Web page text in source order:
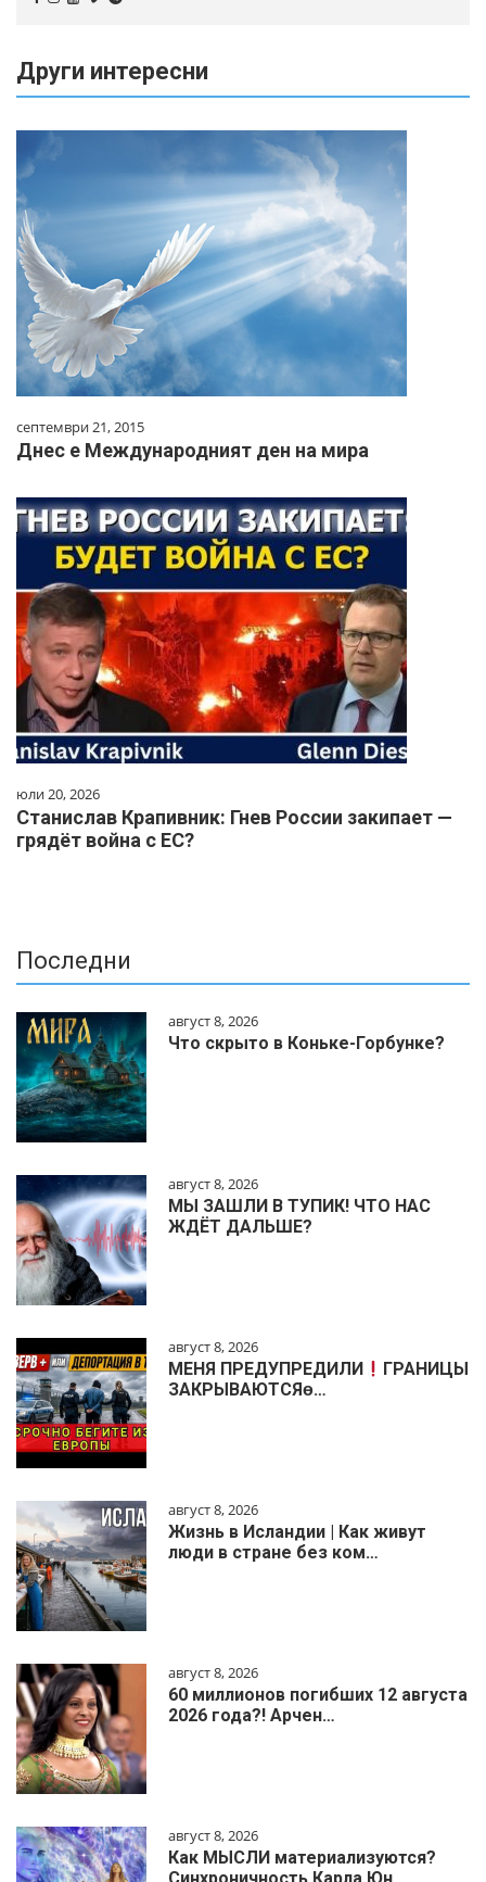
Други интересни
септември 21, 2015
Днес е Международният ден на мира
юли 20, 2026
Станислав Крапивник: Гнев России закипает —
грядёт война с ЕС?
Последни
август 8, 2026
Что скрыто в Коньке-Горбунке?
август 8, 2026
МЫ ЗАШЛИ В ТУПИК! ЧТО НАС
ЖДЁТ ДАЛЬШЕ?
август 8, 2026
МЕНЯ ПРЕДУПРЕДИЛИ
ГРАНИЦЫ
ЗАКРЫВАЮТСЯɵ…
август 8, 2026
Жизнь в Исландии | Как живут
люди в стране без ком…
август 8, 2026
60 миллионов погибших 12 августа
2026 года?! Арчен…
август 8, 2026
Как МЫСЛИ материализуются?